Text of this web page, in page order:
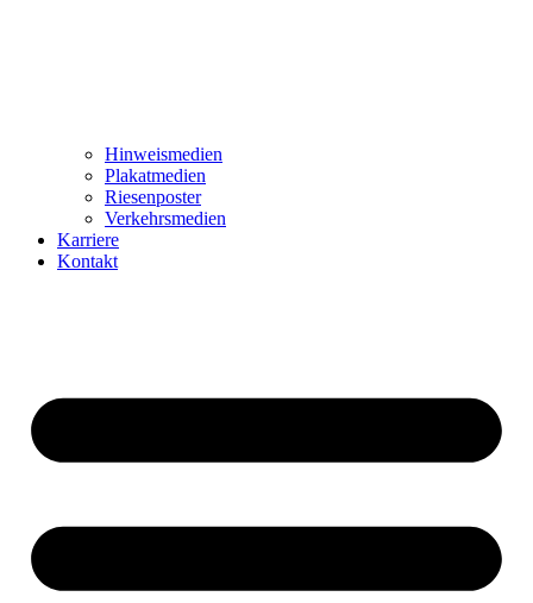
Hinweismedien
Plakatmedien
Riesenposter
Verkehrsmedien
Karriere
Kontakt